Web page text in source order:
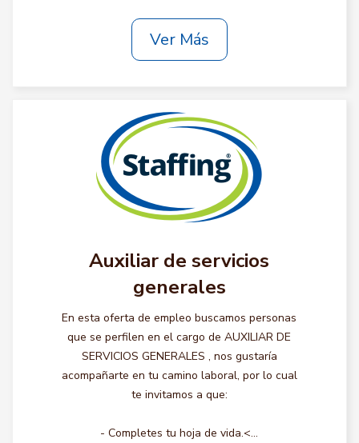
Ver Más
Auxiliar de servicios
generales
En esta oferta de empleo buscamos personas
que se perfilen en el cargo de AUXILIAR DE
SERVICIOS GENERALES , nos gustaría
acompañarte en tu camino laboral, por lo cual
te invitamos a que:
- Completes tu hoja de vida.<...